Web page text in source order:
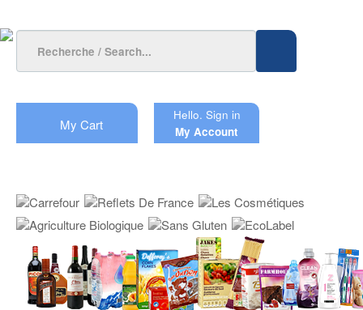
My Cart
Hello. Sign in
My Account